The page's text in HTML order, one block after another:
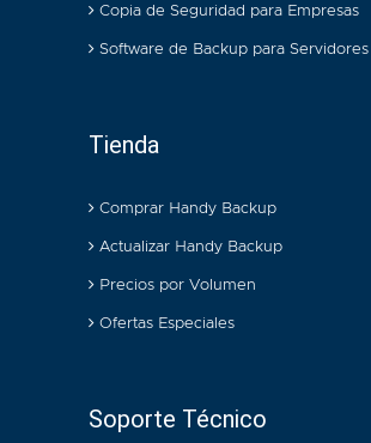
Copia de Seguridad para Empresas
Software de Backup para Servidores
Tienda
Comprar Handy Backup
Actualizar Handy Backup
Precios por Volumen
Ofertas Especiales
Soporte Técnico